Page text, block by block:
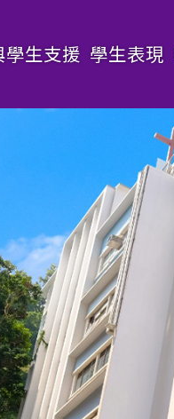
學生支援 學生表現